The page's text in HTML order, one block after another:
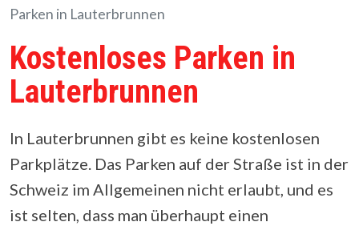
Parken in Lauterbrunnen
Kostenloses Parken in
Lauterbrunnen
In Lauterbrunnen gibt es keine kostenlosen
Parkplätze. Das Parken auf der Straße ist in der
Schweiz im Allgemeinen nicht erlaubt, und es
ist selten, dass man überhaupt einen